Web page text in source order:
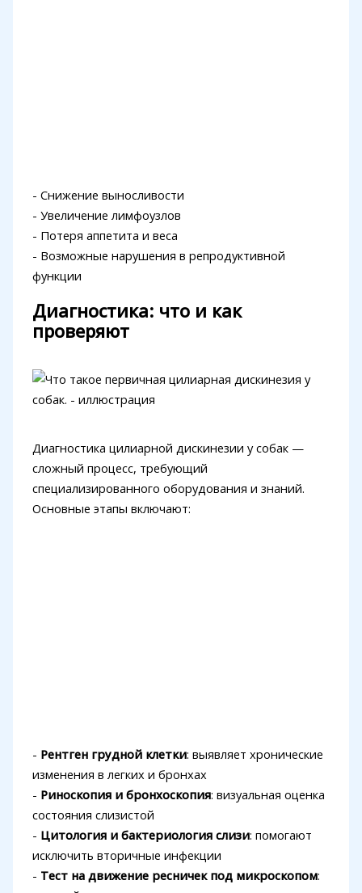
- Снижение выносливости
- Увеличение лимфоузлов
- Потеря аппетита и веса
- Возможные нарушения в репродуктивной
функции
Диагностика: что и как
проверяют
Диагностика цилиарной дискинезии у собак —
сложный процесс, требующий
специализированного оборудования и знаний.
Основные этапы включают:
- Рентген грудной клетки: выявляет хронические
изменения в легких и бронхах
- Риноскопия и бронхоскопия: визуальная оценка
состояния слизистой
- Цитология и бактериология слизи: помогают
исключить вторичные инфекции
- Тест на движение ресничек под микроскопом: